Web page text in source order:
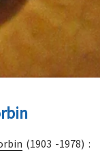
(1903 -1978) :